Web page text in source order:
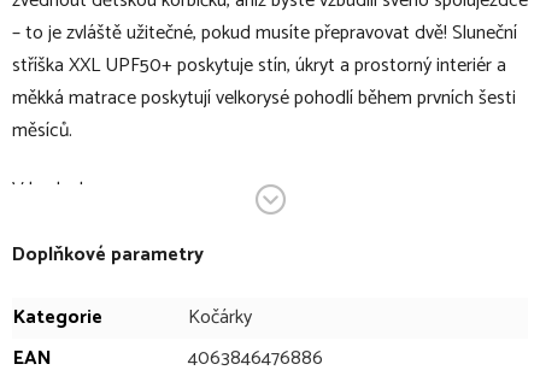
– to je zvláště užitečné, pokud musíte přepravovat dvě! Sluneční
stříška XXL UPF50+ poskytuje stín, úkryt a prostorný interiér a
měkká matrace poskytují velkorysé pohodlí během prvních šesti
měsíců.
V bodech:
hluboká korba vhodná pro děti od narození
umožní rozšíření kočárku Gazelle S na kočárek pro dva
Doplňkové parametry
Kategorie
Kočárky
EAN
4063846476886